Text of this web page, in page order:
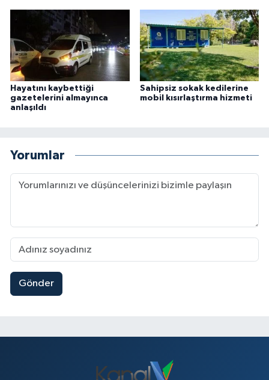
Hayatını kaybettiği
gazetelerini almayınca
anlaşıldı
Sahipsiz sokak kedilerine
mobil kısırlaştırma hizmeti
Yorumlar
Gönder